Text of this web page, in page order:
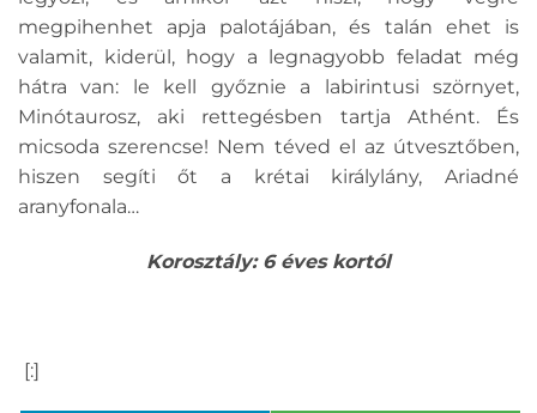
megpihenhet apja palotájában, és talán ehet is
valamit, kiderül, hogy a legnagyobb feladat még
hátra van: le kell győznie a labirintusi szörnyet,
Minótaurosz, aki rettegésben tartja Athént. És
micsoda szerencse! Nem téved el az útvesztőben,
hiszen segíti őt a krétai királylány, Ariadné
aranyfonala…
Korosztály: 6 éves kortól
[:]